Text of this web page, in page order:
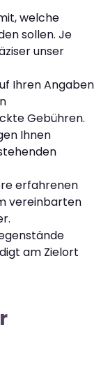
welche
sollen. Je
unser
Ihren Angaben
Gebühren.
Ihnen
erfahrenen
vereinbarten
am Zielort